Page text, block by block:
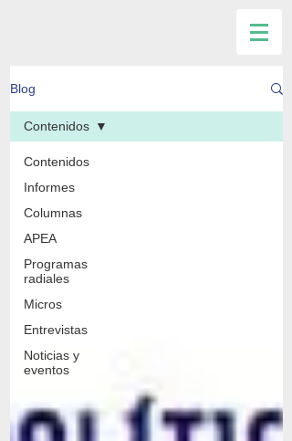
Blog
Contenidos
Informes
Columnas
APEA
Programas
radiales
Micros
Entrevistas
Noticias y
eventos
Contenidos